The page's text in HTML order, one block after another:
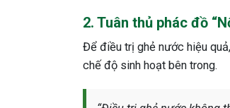
2. Tuân thủ phác đồ
Để điều trị ghẻ nước hiệu
chế độ sinh hoạt bên trong.